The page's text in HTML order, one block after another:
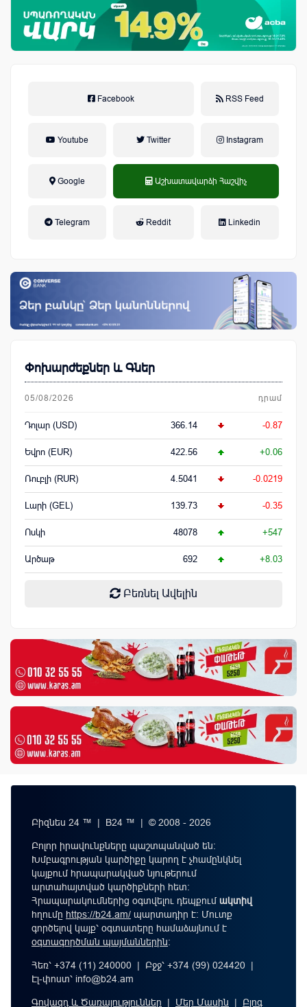
Facebook RSS Feed
Youtube Twitter Instagram
Google Աշխատավարձի Հաշվիչ
Telegram Reddit Linkedin
Փոխարժեքներ և Գներ
05/08/2026 դրամ
Դոլար (USD) 366.14 -0.87
Եվրո (EUR) 422.56 +0.06
Ռուբլի (RUR) 4.5041 -0.0219
Լարի (GEL) 139.73 -0.35
Ոսկի 48078 +547
Արծաթ 692 +8.03
Բեռնել Ավելին
Բիզնես 24 ™ | B24 ™ | © 2008 - 2026
Բոլոր իրավունքները պաշտպանված են:
Խմբագրության կարծիքը կարող է չհամընկնել
կայքում հրապարակված նյութերում
արտահայտված կարծիքների հետ:
Հրապարակումներից օգտվելու դեպքումակտիվ
հղումը https://b24.am/ պարտադիր է: Մուտք
գործելով կայք՝ օգտատերը համաձայնում է
օգտագործման պայմաններին։
Հեռ՝ +374 (11) 240000 | Բջջ՝ +374 (99) 024420 |
Էլ-փոստ՝ info@b24.am
Գովազդ և Ծառայություններ | Մեր Մասին | Բլոգ